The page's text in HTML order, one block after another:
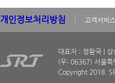
개인정보처리방침 고객서비
대표자 : 정왕국 |
(우: 06367) 서울
Copyright 2018.